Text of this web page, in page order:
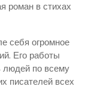
роман в стихах
себя огромное
Его работы
людей по всему
писателей всех